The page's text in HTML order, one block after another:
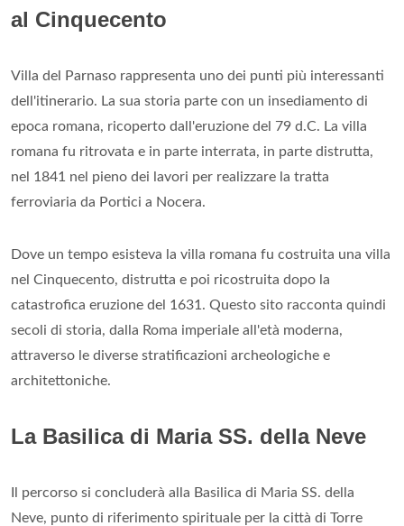
al Cinquecento
Villa del Parnaso rappresenta uno dei punti più interessanti
dell'itinerario. La sua storia parte con un insediamento di
epoca romana, ricoperto dall'eruzione del 79 d.C. La villa
romana fu ritrovata e in parte interrata, in parte distrutta,
nel 1841 nel pieno dei lavori per realizzare la tratta
ferroviaria da Portici a Nocera.
Dove un tempo esisteva la villa romana fu costruita una villa
nel Cinquecento, distrutta e poi ricostruita dopo la
catastrofica eruzione del 1631. Questo sito racconta quindi
secoli di storia, dalla Roma imperiale all'età moderna,
attraverso le diverse stratificazioni archeologiche e
architettoniche.
La Basilica di Maria SS. della Neve
Il percorso si concluderà alla Basilica di Maria SS. della
Neve, punto di riferimento spirituale per la città di Torre